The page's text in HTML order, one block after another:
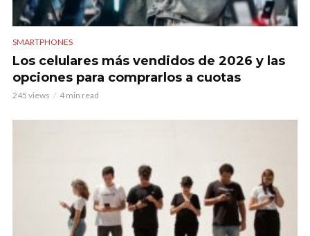
SMARTPHONES
Los celulares más vendidos de 2026 y las
opciones para comprarlos a cuotas
245 views 4 min read